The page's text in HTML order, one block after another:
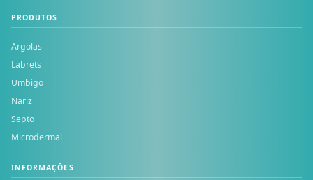
PRODUTOS
Argolas
Labrets
Umbigo
Nariz
Septo
Microdermal
INFORMAÇÕES